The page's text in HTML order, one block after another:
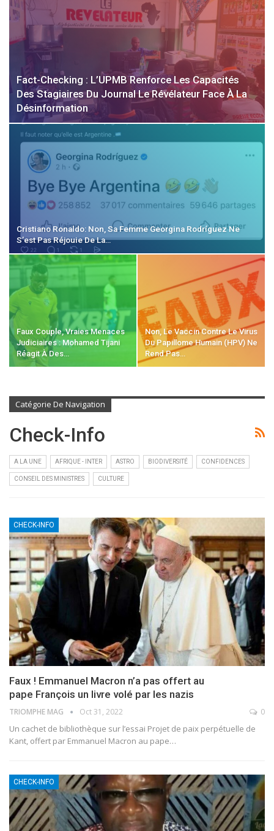
Fact-Checking : L’UPMB Renforce Les Capacités
Des Stagiaires Du Journal Le Révélateur Face À La
Désinformation
Cristiano Ronaldo: Non, Sa Femme Georgina Rodríguez Ne
S’est Pas Réjouie De La…
Faux Couple, Vraies Menaces
Judiciaires : Mohamed Tijani
Réagit À Des…
Non, Le Vaccin Contre Le Virus
Du Papillome Humain (HPV) Ne
Rend Pas…
Catégorie De Navigation
Check-Info
A LA UNE AFRIQUE - INTER ASTRO BIODIVERSITÉ CONFIDENCES
CONSEIL DES MINISTRES CULTURE
CHECK-INFO
Faux ! Emmanuel Macron n’a pas offert au
pape François un livre volé par les nazis
TRIOMPHE MAG Oct 31, 2022 0
Un cachet de bibliothèque sur l’essai Projet de paix perpétuelle de
Kant, offert par Emmanuel Macron au pape…
CHECK-INFO